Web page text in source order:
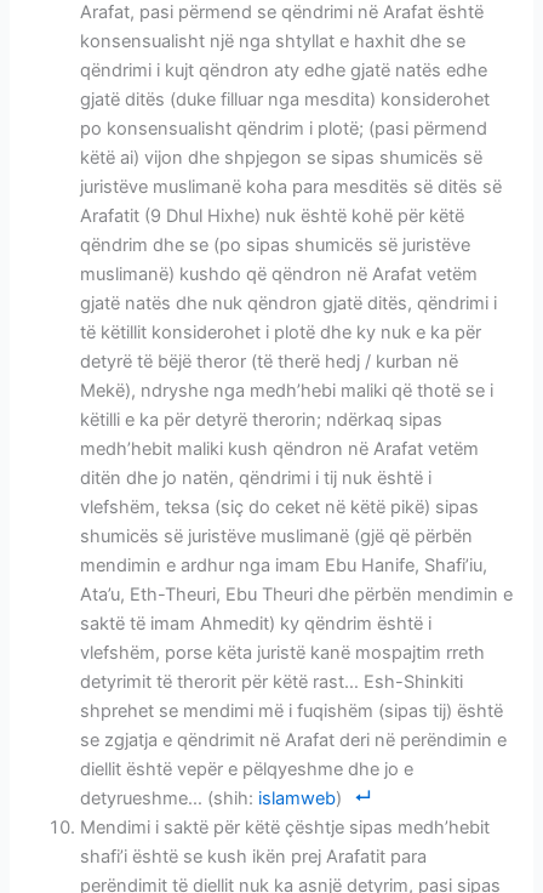
Arafat, pasi përmend se qëndrimi në Arafat është
konsensualisht një nga shtyllat e haxhit dhe se
qëndrimi i kujt qëndron aty edhe gjatë natës edhe
gjatë ditës (duke filluar nga mesdita) konsiderohet
po konsensualisht qëndrim i plotë; (pasi përmend
këtë ai) vijon dhe shpjegon se sipas shumicës së
juristëve muslimanë koha para mesditës së ditës së
Arafatit (9 Dhul Hixhe) nuk është kohë për këtë
qëndrim dhe se (po sipas shumicës së juristëve
muslimanë) kushdo që qëndron në Arafat vetëm
gjatë natës dhe nuk qëndron gjatë ditës, qëndrimi i
të këtillit konsiderohet i plotë dhe ky nuk e ka për
detyrë të bëjë theror (të therë hedj / kurban në
Mekë), ndryshe nga medh’hebi maliki që thotë se i
këtilli e ka për detyrë therorin; ndërkaq sipas
medh’hebit maliki kush qëndron në Arafat vetëm
ditën dhe jo natën, qëndrimi i tij nuk është i
vlefshëm, teksa (siç do ceket në këtë pikë) sipas
shumicës së juristëve muslimanë (gjë që përbën
mendimin e ardhur nga imam Ebu Hanife, Shafi’iu,
Ata’u, Eth-Theuri, Ebu Theuri dhe përbën mendimin e
saktë të imam Ahmedit) ky qëndrim është i
vlefshëm, porse këta juristë kanë mospajtim rreth
detyrimit të therorit për këtë rast… Esh-Shinkiti
shprehet se mendimi më i fuqishëm (sipas tij) është
se zgjatja e qëndrimit në Arafat deri në perëndimin e
diellit është vepër e pëlqyeshme dhe jo e
detyrueshme… (shih: islamweb)
Mendimi i saktë për këtë çështje sipas medh’hebit
shafi’i është se kush ikën prej Arafatit para
perëndimit të diellit nuk ka asnjë detyrim, pasi sipas